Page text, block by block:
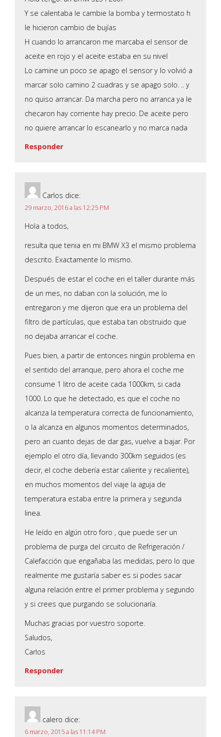
Y se calentaba le cambie la bomba y termostato h
le hicieron cambio de bujías
H cuando lo arrancaron me marcaba el sensor de
aceite en rojo y el aceite estaba en su nivel
Lo camine un poco se apago el sensor y lo volvió a
marcar solo camino 2 cuadras y se apago solo. .. y
no quiso arrancar. Da marcha pero no arranca ya le
checaron hay corriente hay precio. De aceite pero
no quiere arrancar lo escanearlo y no marca nada
Responder
Carlos dice:
29 marzo, 2016 a las 12:25 PM
Hola a todos,
resulta que tenia en mi BMW X3 el mismo problema
descrito. Exactamente lo mismo.
Después de estar el coche en el taller durante más
de un mes, no daban con la solución, me lo
entregaron y me dijeron que era un problema del
filtro de partículas, que estaba tan obstruido que
no dejaba arrancar el coche.
Pues bien, a partir de entonces ningún problema en
el sentido del arranque, pero ahora el coche me
consume 1 litro de aceite cada 1000km, si cada
1000. Lo que he detectado, es que el coche no
alcanza la temperatura correcta de funcionamiento,
o la alcanza en algunos momentos determinados,
pero an cuanto dejas de dar gas, vuelve a bajar. Por
ejemplo el otro día, llevando 300km seguidos (es
decir, el coche debería estar caliente y recaliente),
en muchos momentos del viaje la aguja de
temperatura estaba entre la primera y segunda
linea.
He leído en algún otro foro , que puede ser un
problema de purga del circuito de Refrigeración /
Calefacción que engañaba las medidas, pero lo que
realmente me gustaría saber es si podes sacar
alguna relación entre el primer problema y segundo
y si crees que purgando se solucionaría.
Muchas gracias por vuestro soporte.
Saludos,
Carlos
Responder
calero dice:
6 marzo, 2015 a las 11:14 PM